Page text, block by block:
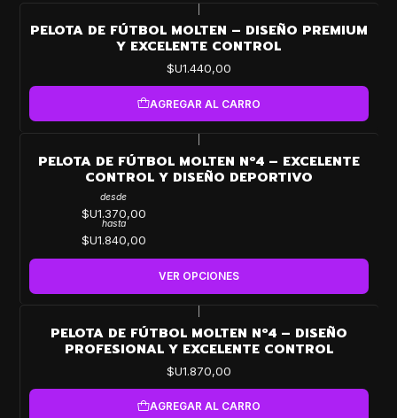
PELOTA DE FÚTBOL MOLTEN – DISEÑO PREMIUM
Y EXCELENTE CONTROL
$U1.440,00
AGREGAR AL CARRO
PELOTA DE FÚTBOL MOLTEN Nº4 – EXCELENTE
CONTROL Y DISEÑO DEPORTIVO
desde
$U1.370,00
hasta
$U1.840,00
VER OPCIONES
PELOTA DE FÚTBOL MOLTEN Nº4 – DISEÑO
PROFESIONAL Y EXCELENTE CONTROL
$U1.870,00
AGREGAR AL CARRO